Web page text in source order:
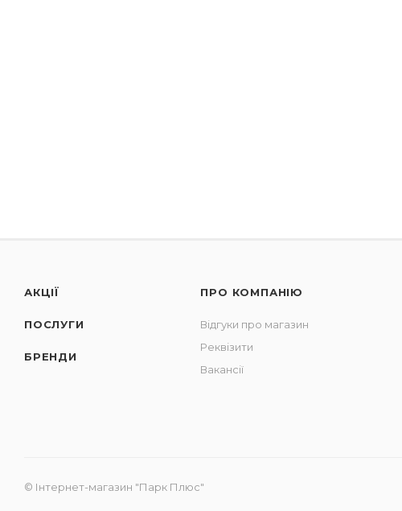
АКЦІЇ
ПОСЛУГИ
БРЕНДИ
ПРО КОМПАНІЮ
Відгуки про магазин
Реквізити
Вакансії
© Інтернет-магазин "Парк Плюс"